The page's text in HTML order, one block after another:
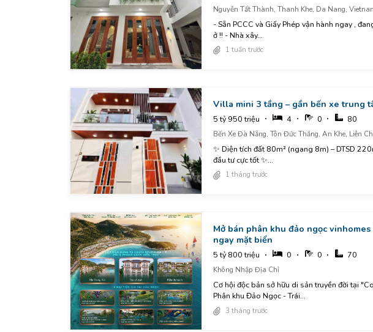
Nguyễn Tất Thành, Thanh Khe, Da Nang,
- Sẵn PCCC và Giấy Phép vận hành ngay ,
ở !! - Nhà xây...
1 tuần trước
Villa mini 3 tầng – gần bến xe trung
5 tỷ 950 triệu 4 0 80
Bến Xe Đà Nẵng, Tôn Đức Thắng, An Khe, Liên
✨ Diện tích đất 80m² (ngang 8m) – DTSD
đầu tư cực tốt ✨...
1 tháng trước
Mở bán phân khu đảo ngọc
ngay mặt biển
5 tỷ 800 triệu 0 0 70
Không Nhập Địa Chỉ
Cơ hội độc bản sở hữu di sản truyền đời tại
Phân khu Đảo Ngọc - Trái...
3 tháng trước